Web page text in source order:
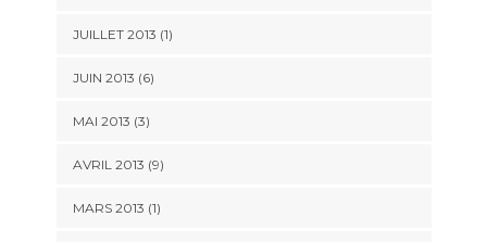
JUILLET 2013 (1)
JUIN 2013 (6)
MAI 2013 (3)
AVRIL 2013 (9)
MARS 2013 (1)